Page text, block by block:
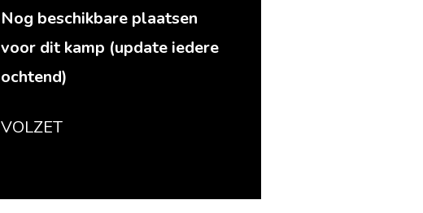
Nog beschikbare plaatsen
voor dit kamp (update iedere
ochtend)
VOLZET